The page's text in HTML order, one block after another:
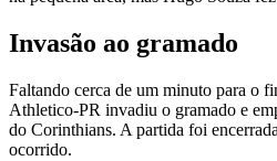
Invasão ao gramado
Faltando cerca de um minuto para o
Athletico-PR invadiu o gramado e
do Corinthians. A partida foi
ocorrido.